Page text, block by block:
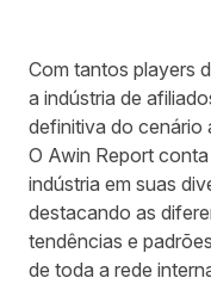
Com tantos players
a indústria de
definitiva do cenário
O Awin Report
indústria em suas
destacando as
tendências e
de toda a rede